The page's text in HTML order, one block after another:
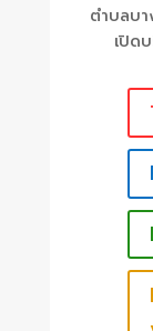
ตำบลบา
เปิด